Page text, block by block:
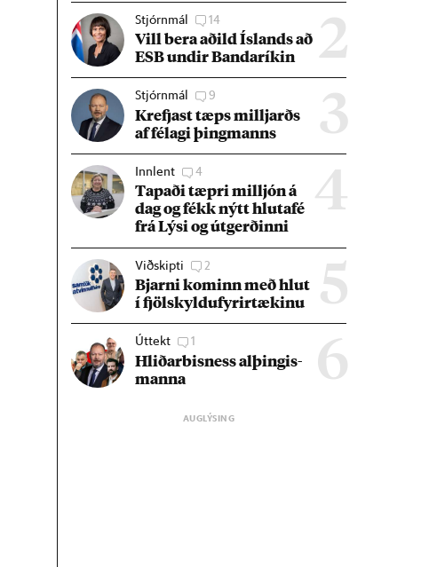
2
Stjórnmál 14
Vill bera að­ild Ís­lands að
ESB und­ir Banda­rík­in
3
Stjórnmál 9
Krefjast tæps millj­arðs
af fé­lagi þing­manns
4
Innlent 4
Tap­aði tæpri millj­ón á
dag og fékk nýtt hluta­fé
frá Lýsi og út­gerð­inni
5
Viðskipti 2
Bjarni kom­inn með hlut
í fjöl­skyldu­fyr­ir­tæk­inu
6
Úttekt 1
Hlið­ar­bis­ness al­þing­is­
manna